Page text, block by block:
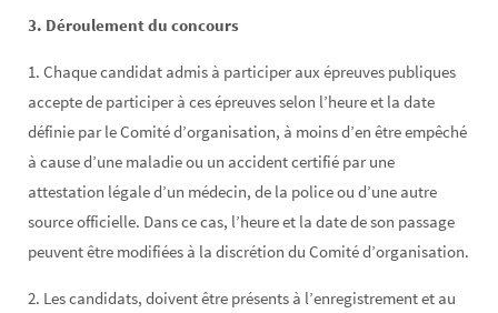
3. Déroulement du concours
1. Chaque candidat admis à participer aux épreuves publiques
accepte de participer à ces épreuves selon l’heure et la date
définie par le Comité d’organisation, à moins d’en être empêché
à cause d’une maladie ou un accident certifié par une
attestation légale d’un médecin, de la police ou d’une autre
source officielle. Dans ce cas, l’heure et la date de son passage
peuvent être modifiées à la discrétion du Comité d’organisation.
2. Les candidats, doivent être présents à l’enregistrement et au